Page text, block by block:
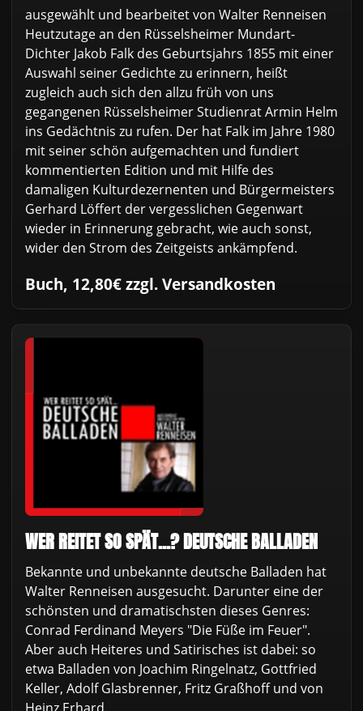
ausgewählt und bearbeitet von Walter Renneisen
Heutzutage an den Rüsselsheimer Mundart-
Dichter Jakob Falk des Geburtsjahrs 1855 mit einer
Auswahl seiner Gedichte zu erinnern, heißt
zugleich auch sich den allzu früh von uns
gegangenen Rüsselsheimer Studienrat Armin Helm
ins Gedächtnis zu rufen. Der hat Falk im Jahre 1980
mit seiner schön aufgemachten und fundiert
kommentierten Edition und mit Hilfe des
damaligen Kulturdezernenten und Bürgermeisters
Gerhard Löffert der vergesslichen Gegenwart
wieder in Erinnerung gebracht, wie auch sonst,
wider den Strom des Zeitgeists ankämpfend.
Buch, 12,80€ zzgl. Versandkosten
WER REITET SO SPÄT...? DEUTSCHE BALLADEN
Bekannte und unbekannte deutsche Balladen hat
Walter Renneisen ausgesucht. Darunter eine der
schönsten und dramatischsten dieses Genres:
Conrad Ferdinand Meyers "Die Füße im Feuer".
Aber auch Heiteres und Satirisches ist dabei: so
etwa Balladen von Joachim Ringelnatz, Gottfried
Keller, Adolf Glasbrenner, Fritz Graßhoff und von